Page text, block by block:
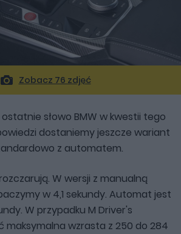
Zobacz 76 zdjęć
słowo BMW w kwestii tego
dostaniemy jeszcze wariant
z automatem.
W wersji z manualną
w 4,1 sekundy. Automat jest
W przypadku M Driver's
maksymalna wzrasta z 250 do 284